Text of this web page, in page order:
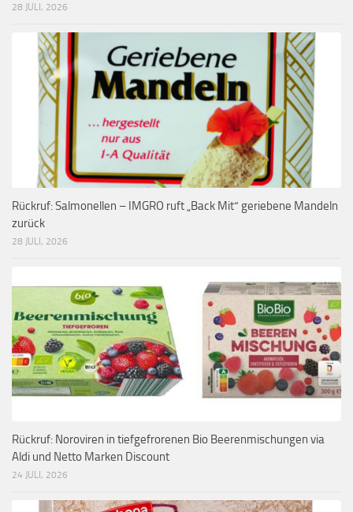
28 JULI, 2026
Rückruf: Salmonellen – IMGRO ruft „Back Mit“ geriebene Mandeln
zurück
28 JULI, 2026
Rückruf: Noroviren in tiefgefrorenen Bio Beerenmischungen via
Aldi und Netto Marken Discount
24 JULI, 2026